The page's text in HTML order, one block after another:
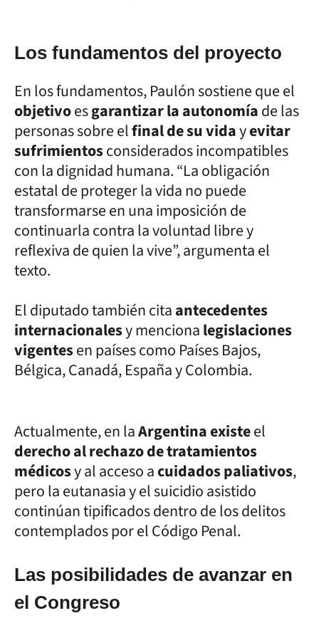
Los fundamentos del proyecto
En los fundamentos, Paulón sostiene que el
objetivoesgarantizar la autonomíade las
personas sobre elfinal de su vidayevitar
sufrimientosconsiderados incompatibles
con la dignidad humana. “La obligación
estatal de proteger la vida no puede
transformarse en una imposición de
continuarla contra la voluntad libre y
reflexiva de quien la vive”, argumenta el
texto.
El diputado también citaantecedentes
internacionalesy mencionalegislaciones
vigentesen países como Países Bajos,
Bélgica, Canadá, España y Colombia.
Actualmente, en laArgentina existeel
derecho al rechazo de tratamientos
médicosy al acceso acuidados paliativos,
pero la eutanasia y el suicidio asistido
continúan tipificados dentro de los delitos
contemplados por el Código Penal.
Las posibilidades de avanzar en
el Congreso